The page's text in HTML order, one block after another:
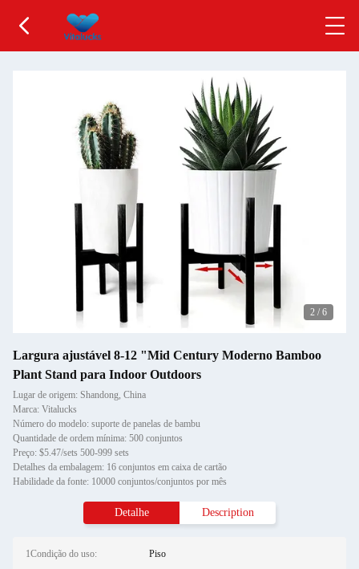
3 / 6
Largura ajustável 8-12 "Mid Century Moderno Bamboo
Plant Stand para Indoor Outdoors
Lugar de origem: Shandong, China
Marca: Vitalucks
Número do modelo: suporte de panelas de bambu
Quantidade de ordem mínima: 500 conjuntos
Preço: $5.47/sets 500-999 sets
Detalhes da embalagem: 16 conjuntos em caixa de cartão
Habilidade da fonte: 10000 conjuntos/conjuntos por mês
Detalhe Description
1Condição do uso: Piso